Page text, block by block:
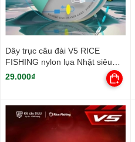
Dây trục câu đài V5 RICE
FISHING nylon lụa Nhật siêu
mềm DC-30
29.000₫